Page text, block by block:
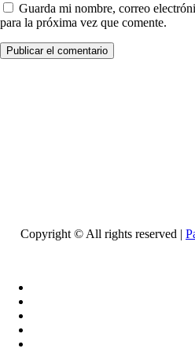
Guarda mi nombre, correo
para la próxima vez que comente.
Copyright © All rights reserved |